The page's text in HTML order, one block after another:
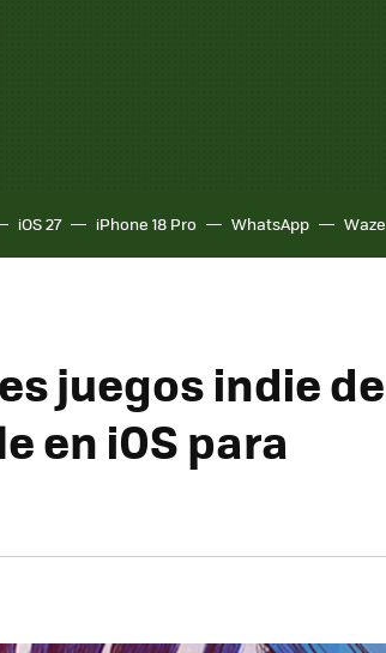
iOS 27 iPhone 18 Pro WhatsApp Waze
juegos indie de
en iOS para